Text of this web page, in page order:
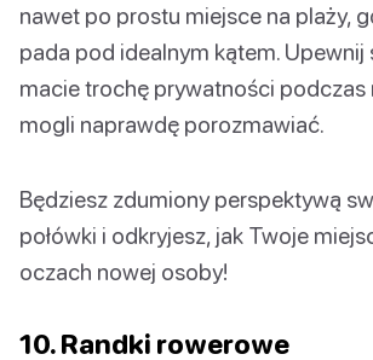
nawet po prostu miejsce na plaży,
pada pod idealnym kątem. Upewnij
macie trochę prywatności podczas
mogli naprawdę porozmawiać.
Będziesz zdumiony perspektywą
połówki i odkryjesz, jak Twoje
oczach nowej osoby!
10. Randki rowerowe